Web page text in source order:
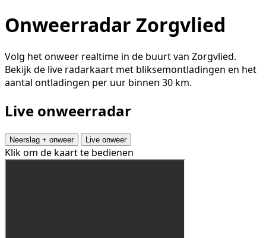
Onweerradar Zorgvlied
Volg het onweer realtime in de buurt van Zorgvlied.
Bekijk de live radarkaart met bliksemontladingen en het
aantal ontladingen per uur binnen 30 km.
Live onweerradar
Neerslag + onweer Live onweer
Klik om de kaart te bedienen